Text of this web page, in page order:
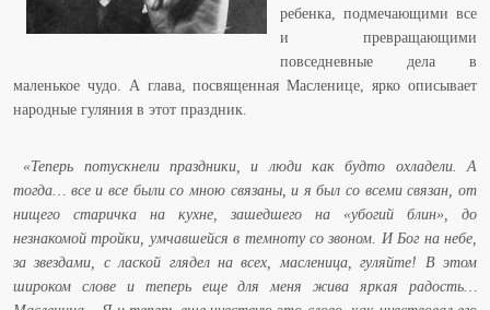
ребенка, подмечающими все
и превращающими
повседневные дела в
маленькое чудо. А глава, посвященная Масленице, ярко описывает
народные гуляния в этот праздник.
«Теперь потускнели праздники, и люди как будто охладели. А
тогда… все и все были со мною связаны, и я был со всеми связан, от
нищего старичка на кухне, зашедшего на «убогий блин», до
незнакомой тройки, умчавшейся в темноту со звоном. И Бог на небе,
за звездами, с лаской глядел на всех, масленица, гуляйте! В этом
широком слове и теперь еще для меня жива яркая радость…